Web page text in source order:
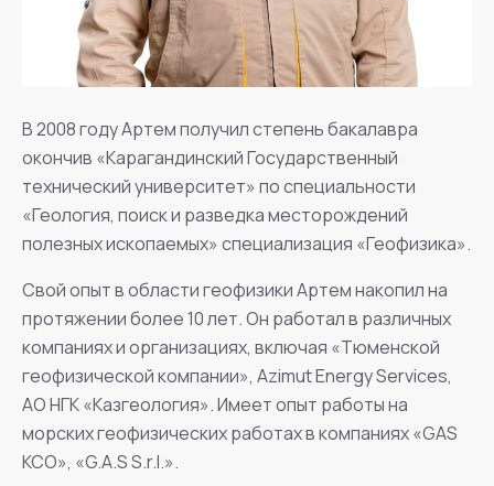
В 2008 году Артем получил степень бакалавра
окончив «Карагандинский Государственный
технический университет» по специальности
«Геология, поиск и разведка месторождений
полезных ископаемых» специализация «Геофизика».
Свой опыт в области геофизики Артем накопил на
протяжении более 10 лет. Он работал в различных
компаниях и организациях, включая «Тюменской
геофизической компании», Azimut Energy Services,
АО НГК «Казгеология». Имеет опыт работы на
морских геофизических работах в компаниях «GAS
КСО», «G.A.S S.r.l.».